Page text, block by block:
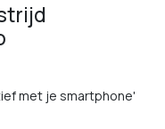
met je smartphone'